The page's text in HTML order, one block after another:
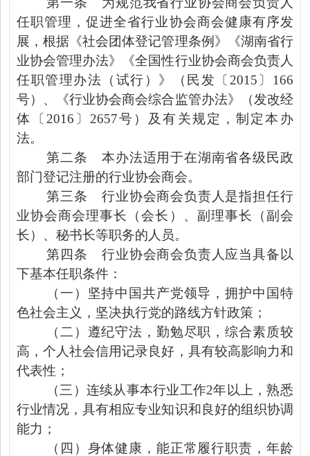
任职管理，促进全省行业协会商会健康有序发
展，根据《社会团体登记管理条例》《湖南省行
业协会管理办法》《全国性行业协会商会负责人
任职管理办法（试行）》（民发〔 2015 〕 166
号）、《行业协会商会综合监管办法》（发改经
体〔 2016 〕 2657号）及有关规定，制定本办
法。
第二条
本办法适用于在湖南省各级民政
部门登记注册的行业协会商会。
第三条
行业协会商会负责人是指担任行
业协会商会理事长（会长）、副理事长（副会
长）、秘书长等职务的人员。
第四条
行业协会商会负责人应当具备以
下基本任职条件：
（一）坚持中国共产党领导，拥护中国特
色社会主义，坚决执行党的路线方针政策；
（二）遵纪守法，勤勉尽职，综合素质较
高，个人社会信用记录良好，具有较高影响力和
代表性；
（三）连续从事本行业工作2年以上，熟悉
行业情况，具有相应专业知识和良好的组织协调
能力；
（四）身体健康，能正常履行职责，年龄